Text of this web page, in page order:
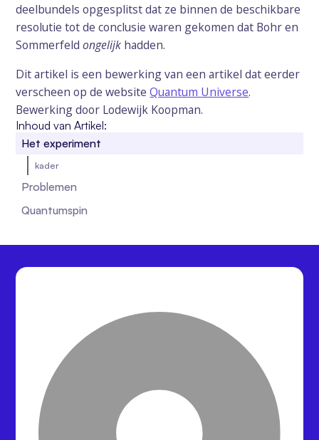
deelbundels opgesplitst dat ze binnen de beschikbare
resolutie tot de conclusie waren gekomen dat Bohr en
Sommerfeldongelijk hadden.
Dit artikel is een bewerking van een artikel dat eerder
verscheen op de websiteQuantum Universe.
Bewerking door Lodewijk Koopman.
Inhoud van Artikel:
Het experiment
kader
Problemen
Quantumspin